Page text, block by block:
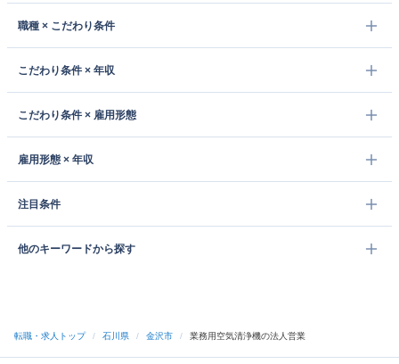
職種 × こだわり条件
こだわり条件 × 年収
こだわり条件 × 雇用形態
雇用形態 × 年収
注目条件
他のキーワードから探す
転職・求人トップ / 石川県 / 金沢市 / 業務用空気清浄機の法人営業